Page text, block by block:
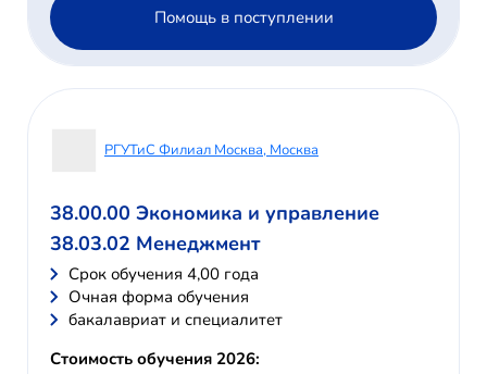
Помощь в поступлении
РГУТиС Филиал Москва, Москва
38.00.00 Экономика и управление
38.03.02 Менеджмент
Cрок обучения 4,00 года
Очная форма обучения
бакалавриат и специалитет
Стоимость обучения 2026: